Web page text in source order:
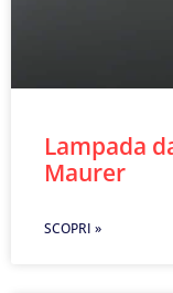
Lampada
Maurer
SCOPRI »